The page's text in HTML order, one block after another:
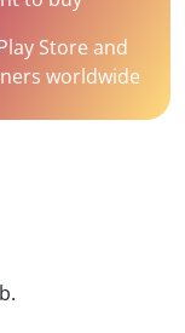
Store and
worldwide